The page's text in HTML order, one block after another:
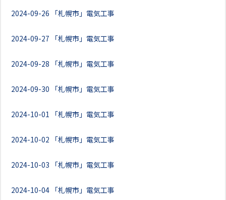
2024-09-26 「札幌市」電気工事
2024-09-27 「札幌市」電気工事
2024-09-28 「札幌市」電気工事
2024-09-30 「札幌市」電気工事
2024-10-01 「札幌市」電気工事
2024-10-02 「札幌市」電気工事
2024-10-03 「札幌市」電気工事
2024-10-04 「札幌市」電気工事